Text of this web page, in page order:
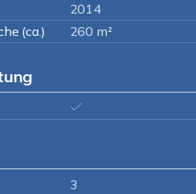
2014
(ca.)
260 m²
3